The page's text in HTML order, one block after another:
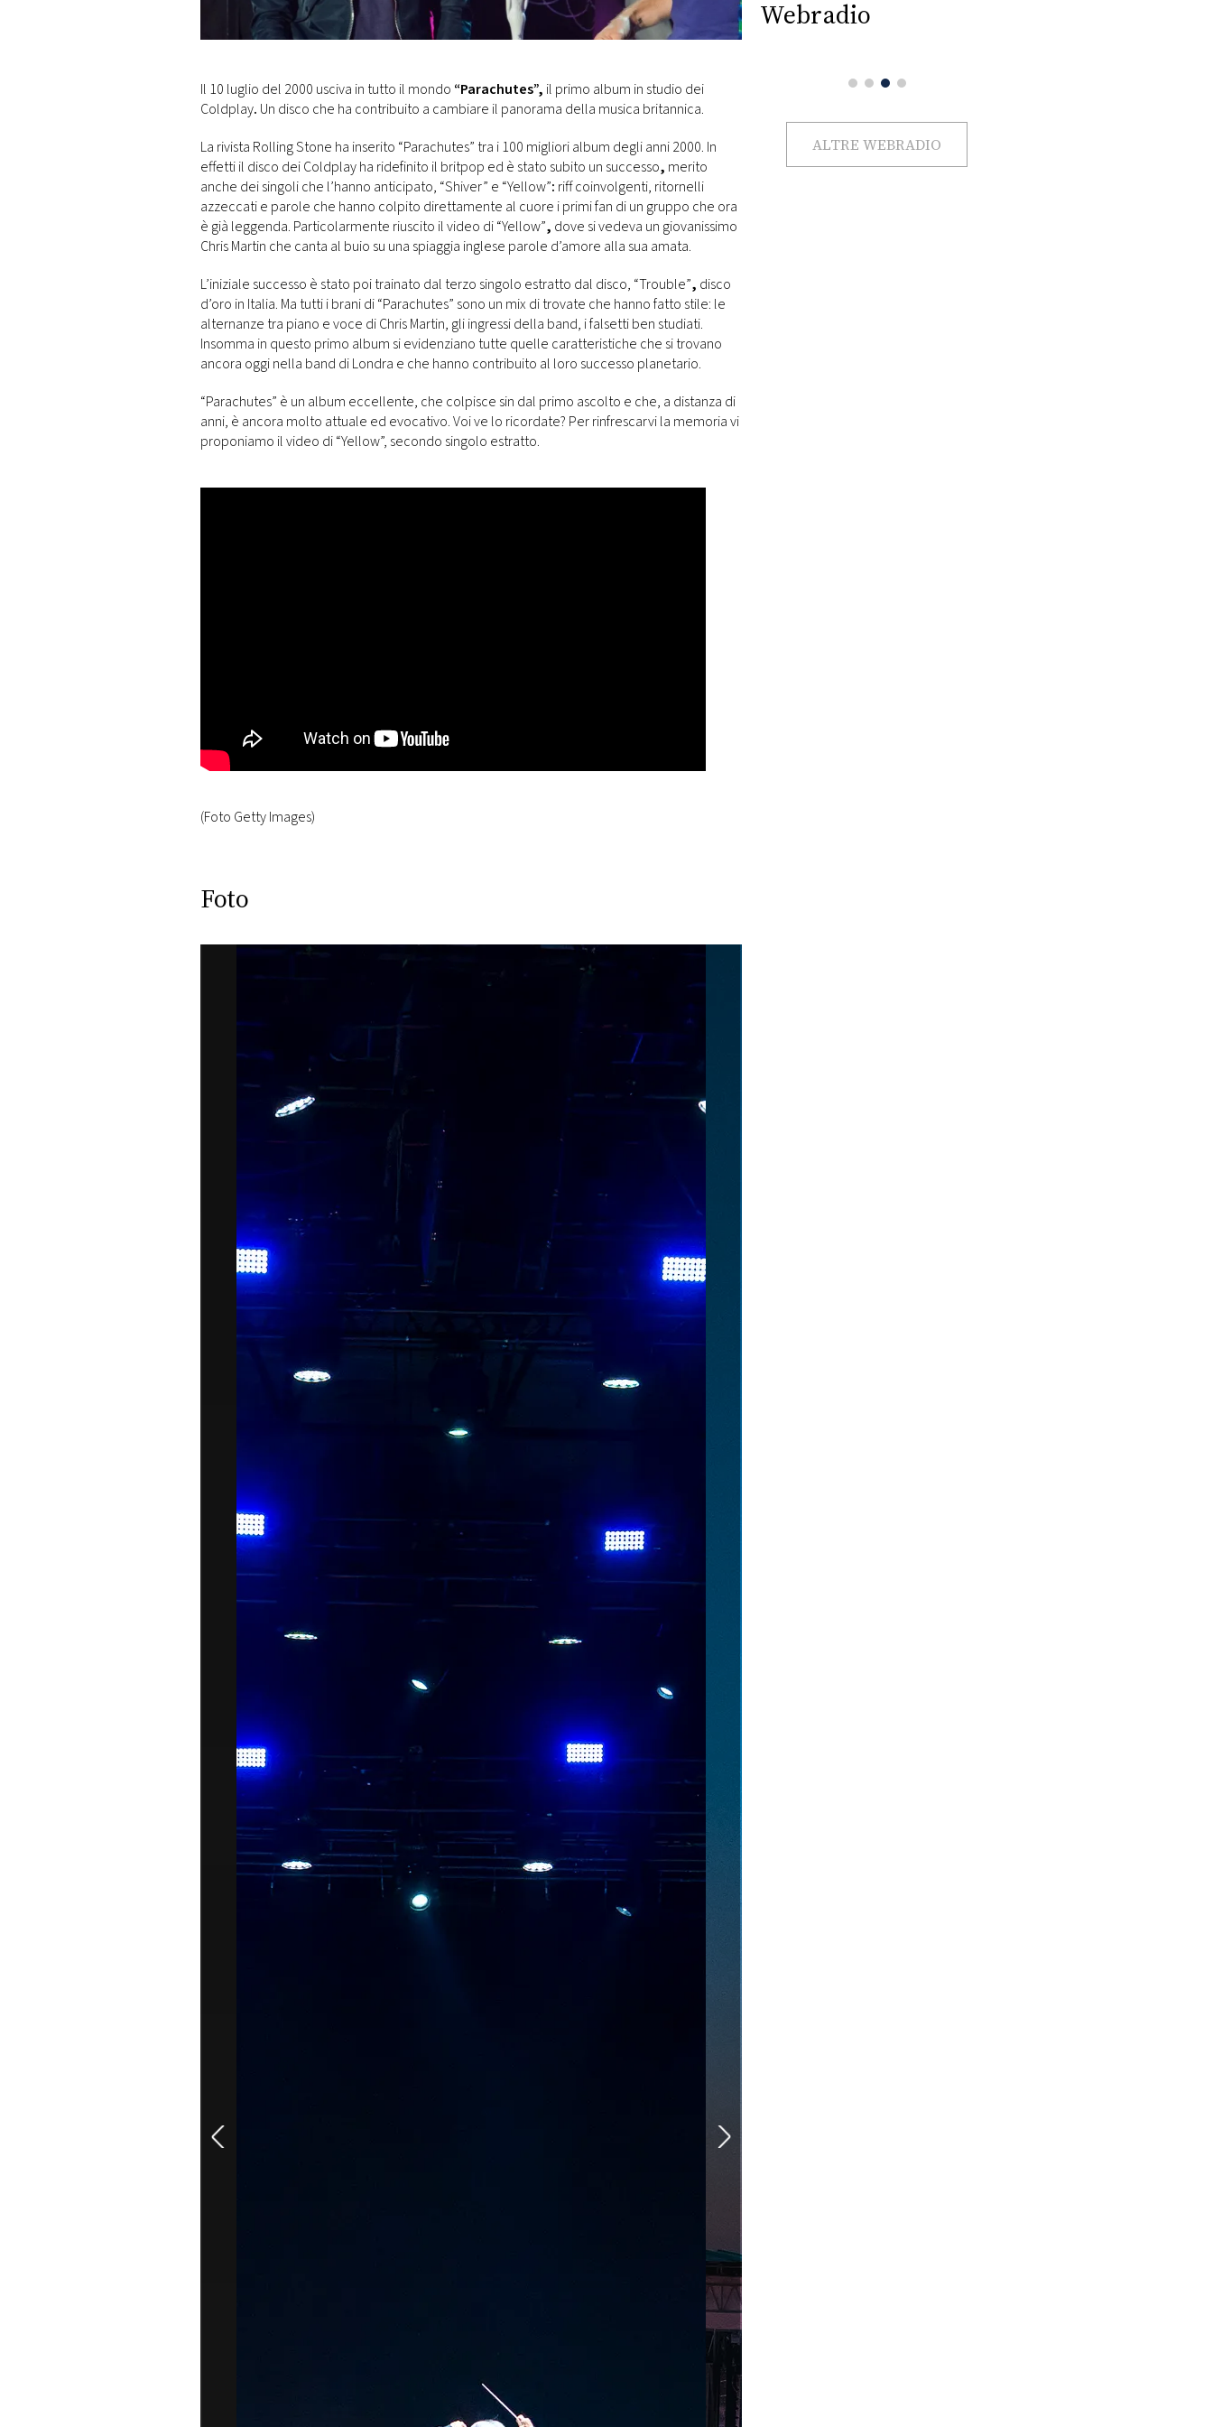
MONACO
RMC
CONSIGLIA
Il 10 luglio del 2000 usciva in tutto il mondo “Parachutes”, il primo album in studio dei
Coldplay. Un disco che ha contribuito a cambiare il panorama della musica britannica.
La rivista Rolling Stone ha inserito “Parachutes” tra i 100 migliori album degli anni 2000. In
effetti il disco dei Coldplay ha ridefinito il britpop ed è stato subito un successo, merito
anche dei singoli che l’hanno anticipato, “Shiver” e “Yellow”: riff coinvolgenti, ritornelli
azzeccati e parole che hanno colpito direttamente al cuore i primi fan di un gruppo che ora
è già leggenda. Particolarmente riuscito il video di “Yellow”, dove si vedeva un giovanissimo
Chris Martin che canta al buio su una spiaggia inglese parole d’amore alla sua amata.
L’iniziale successo è stato poi trainato dal terzo singolo estratto dal disco, “Trouble”, disco
d’oro in Italia. Ma tutti i brani di “Parachutes” sono un mix di trovate che hanno fatto stile: le
alternanze tra piano e voce di Chris Martin, gli ingressi della band, i falsetti ben studiati.
Insomma in questo primo album si evidenziano tutte quelle caratteristiche che si trovano
ancora oggi nella band di Londra e che hanno contribuito al loro successo planetario.
“Parachutes” è un album eccellente, che colpisce sin dal primo ascolto e che, a distanza di
anni, è ancora molto attuale ed evocativo. Voi ve lo ricordate? Per rinfrescarvi la memoria vi
proponiamo il video di “Yellow”, secondo singolo estratto.
(Foto Getty Images)
Foto
Webradio
ALTRE WEBRADIO